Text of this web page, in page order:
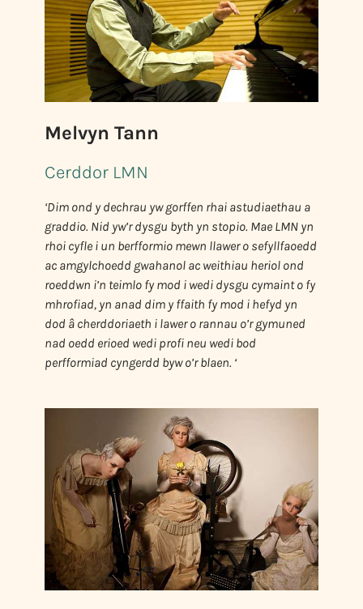
Melvyn Tann
Cerddor LMN
‘Dim ond y dechrau yw gorffen rhai astudiaethau a
graddio. Nid yw’r dysgu byth yn stopio. Mae LMN yn
rhoi cyfle i un berfformio mewn llawer o sefyllfaoedd
ac amgylchoedd gwahanol ac weithiau heriol ond
roeddwn i’n teimlo fy mod i wedi dysgu cymaint o fy
mhrofiad, yn anad dim y ffaith fy mod i hefyd yn
dod â cherddoriaeth i lawer o rannau o’r gymuned
nad oedd erioed wedi profi neu wedi bod
perfformiad cyngerdd byw o’r blaen. ‘